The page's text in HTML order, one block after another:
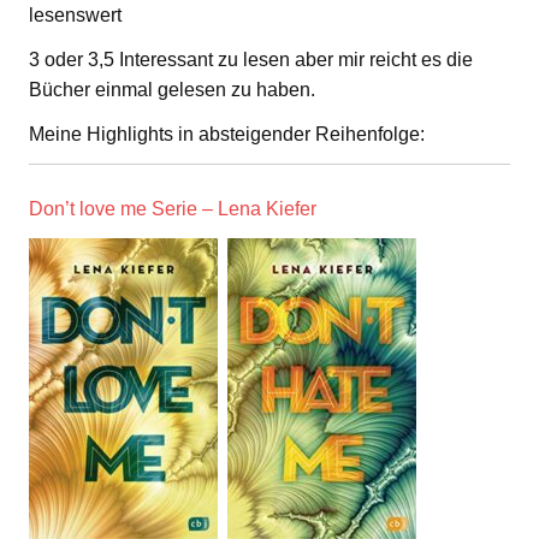
lesenswert
3 oder 3,5 Interessant zu lesen aber mir reicht es die
Bücher einmal gelesen zu haben.
Meine Highlights in absteigender Reihenfolge:
Don’t love me Serie – Lena Kiefer